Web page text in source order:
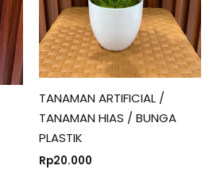
TANAMAN ARTIFICIAL /
TANAMAN HIAS / BUNGA
PLASTIK
Rp20.000